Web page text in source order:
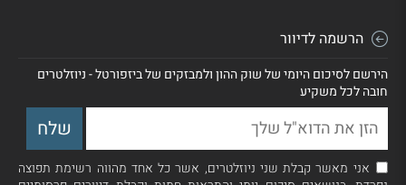
הרשמה לדיוור
הירשם לסיכום היומי של שוק ההון ולמבזקים של ביזפורטל - ניוזלטרים
חובה לכל משקיע
אני מאשר קבלת שני ניוזלטרים, אשר כל אחד מהווה רשימת תפוצה